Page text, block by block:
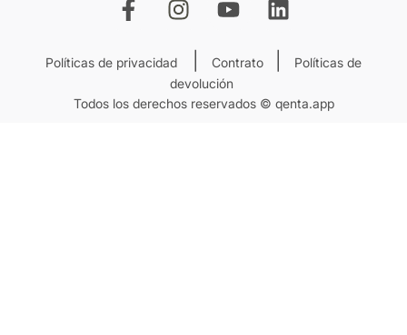
Políticas de privacidad Contrato
Políticas de
devolución
Todos los derechos reservados © qenta.app